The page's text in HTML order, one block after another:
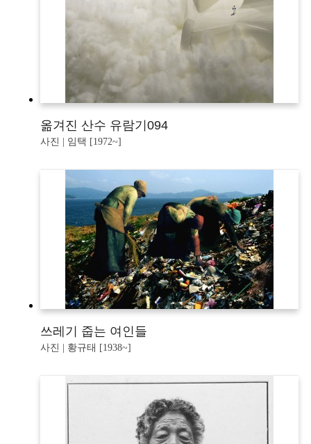
옮겨진 산수 유람기094
사진 | 임택 [1972~]
쓰레기 줍는 여인들
사진 | 황규태 [1938~]